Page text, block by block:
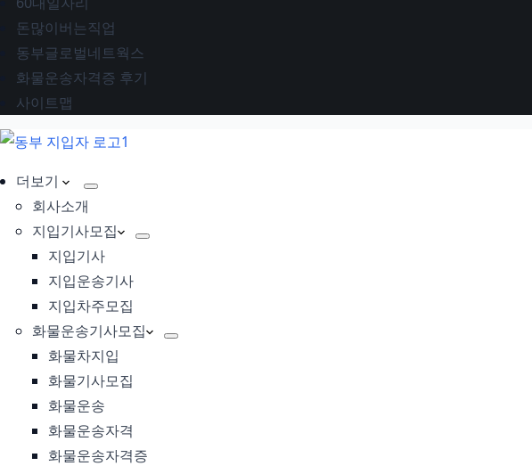
돈많이버는직업
동부글로벌네트웍스
화물운송자격증 후기
사이트맵
더보기
회사소개
지입기사모집
지입기사
지입운송기사
지입차주모집
화물운송기사모집
화물차지입
화물기사모집
화물운송
화물운송자격
화물운송자격증